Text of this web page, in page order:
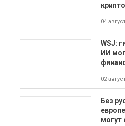
04
WSJ:
ИИ
02
Без
могут